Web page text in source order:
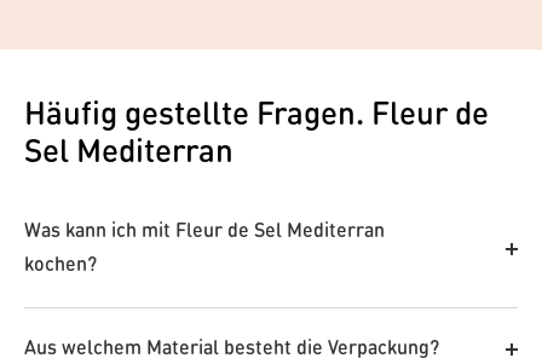
Häufig gestellte Fragen. Fleur de
Sel Mediterran
Was kann ich mit Fleur de Sel Mediterran
kochen?
Unsere Gewürze sind wahre Alleskönner in der Küche.
Ob fein abgestimmt oder mutig kombiniert – sie
Aus welchem Material besteht die Verpackung?